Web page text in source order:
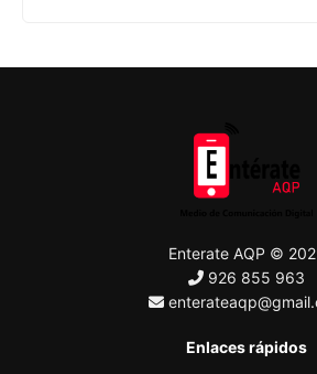
Enterate AQP ©
926 855 963
Enlaces rápidos